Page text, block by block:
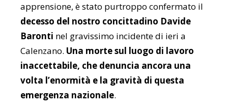
apprensione, è stato purtroppo confermato il
decesso del nostro concittadino Davide
Baronti nel gravissimo incidente di ieri a
Calenzano. Una morte sul luogo di lavoro
inaccettabile, che denuncia ancora una
volta l’enormità e la gravità di questa
emergenza nazionale.